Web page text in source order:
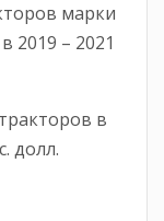
марки
2019 – 2021
в
долл.